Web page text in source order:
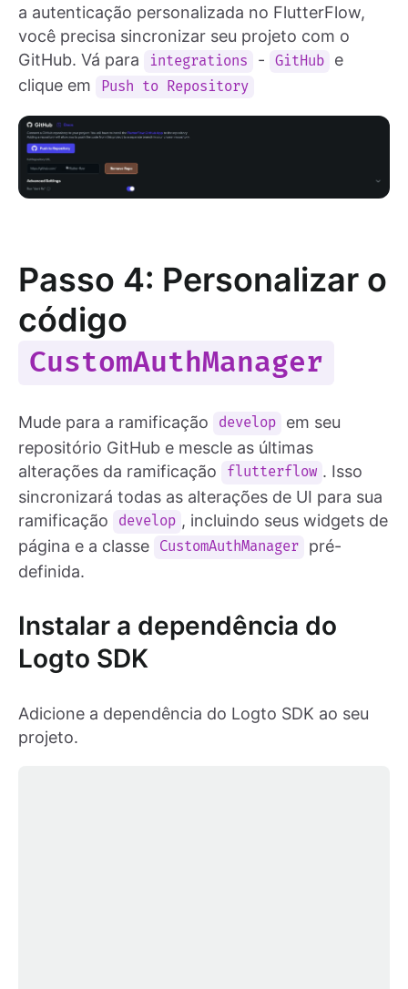
a autenticação personalizada no FlutterFlow,
você precisa sincronizar seu projeto com o
GitHub. Vá para
integrations - GitHub
e
clique em
Push to Repository
Passo 4: Personalizar o
código
CustomAuthManager
Mude para a ramificação develop
em seu
repositório GitHub e mescle as últimas
alterações da ramificação
flutterflow . Isso
sincronizará todas as alterações de UI para sua
ramificação
develop , incluindo seus widgets de
página e a classe
CustomAuthManager
pré-
definida.
Instalar a dependência do
Logto SDK
Adicione a dependência do Logto SDK ao seu
projeto.